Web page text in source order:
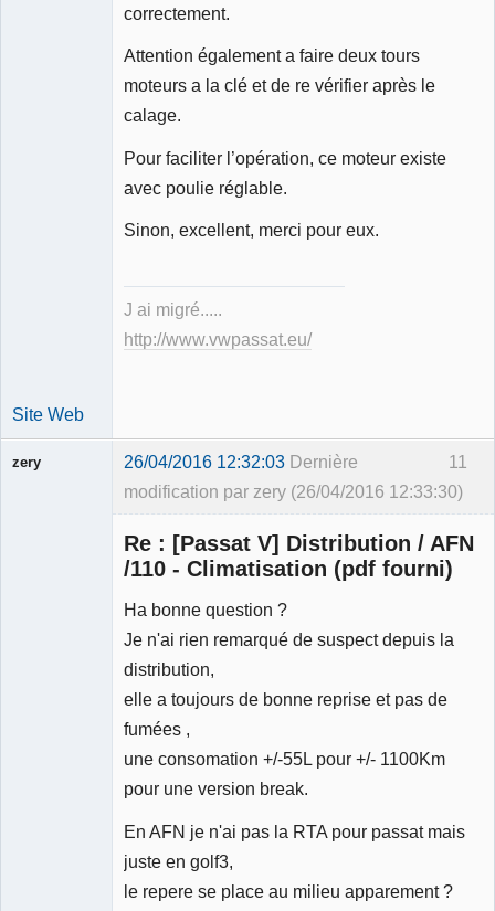
correctement.
Attention également a faire deux tours
moteurs a la clé et de re vérifier après le
calage.
Pour faciliter l’opération, ce moteur existe
avec poulie réglable.
Sinon, excellent, merci pour eux.
J ai migré.....
http://www.vwpassat.eu/
Site Web
11
zery 26/04/2016 12:32:03 Dernière
modification par zery (26/04/2016 12:33:30)
Re : [Passat V] Distribution / AFN
/110 - Climatisation (pdf fourni)
Ha bonne question ?
Je n'ai rien remarqué de suspect depuis la
distribution,
elle a toujours de bonne reprise et pas de
fumées ,
une consomation +/-55L pour +/- 1100Km
pour une version break.
En AFN je n'ai pas la RTA pour passat mais
juste en golf3,
le repere se place au milieu apparement ?